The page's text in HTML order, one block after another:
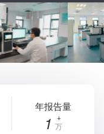
年报告量
1 万